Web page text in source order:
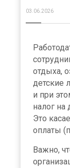
03.06.2026
отдыха,
детские
и при
налог
Это
оплаты
Важно,